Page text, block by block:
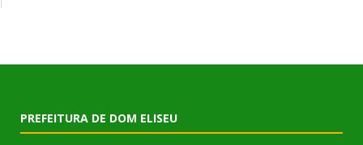
PREFEITURA DE DOM ELISEU